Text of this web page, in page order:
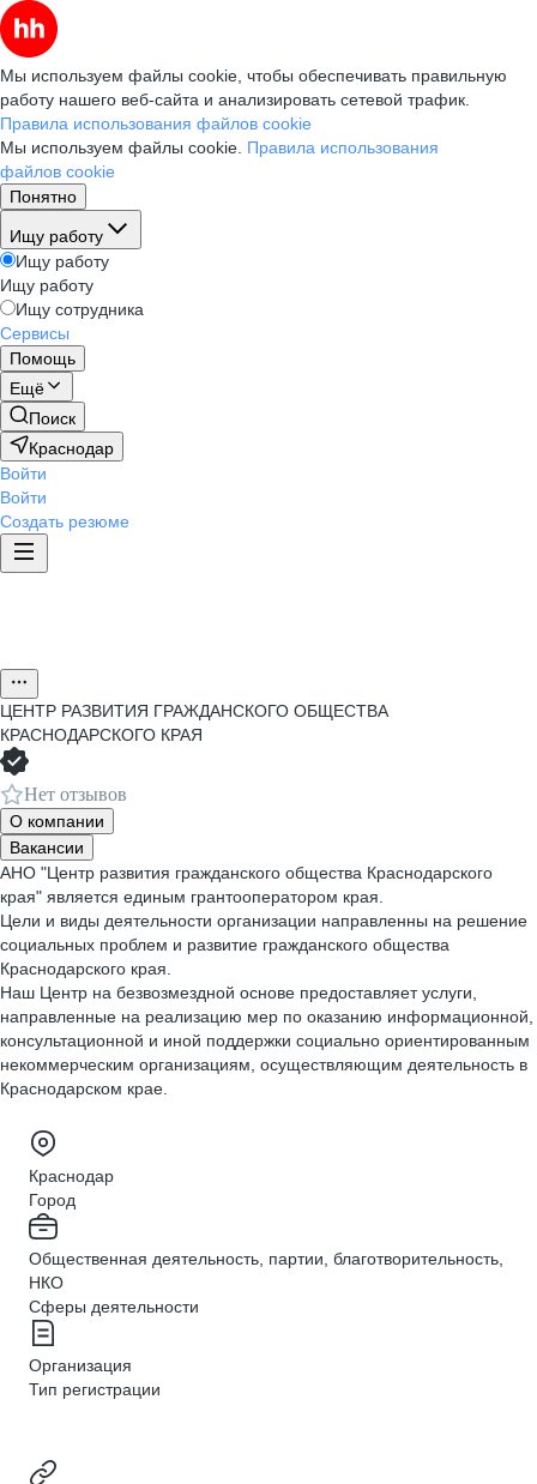
Мы используем файлы cookie, чтобы обеспечивать правильную
работу нашего веб-сайта и анализировать сетевой трафик.
Правила использования файлов cookie
Мы используем файлы cookie. Правила использования
файлов cookie
Понятно
Ищу работу
Ищу работу
Ищу работу
Ищу сотрудника
Сервисы
Помощь
Ещё
Поиск
Краснодар
Войти
Войти
Создать резюме
ЦЕНТР РАЗВИТИЯ ГРАЖДАНСКОГО ОБЩЕСТВА
КРАСНОДАРСКОГО КРАЯ
Нет отзывов
О компании
Вакансии
АНО "Центр развития гражданского общества Краснодарского
края" является единым грантооператором края.
Цели и виды деятельности организации направленны на решение
социальных проблем и развитие гражданского общества
Краснодарского края.
Наш Центр на безвозмездной основе предоставляет услуги,
направленные на реализацию мер по оказанию информационной,
консультационной и иной поддержки социально ориентированным
некоммерческим организациям, осуществляющим деятельность в
Краснодарском крае.
Краснодар
Город
Общественная деятельность, партии, благотворительность,
НКО
Сферы деятельности
Организация
Тип регистрации